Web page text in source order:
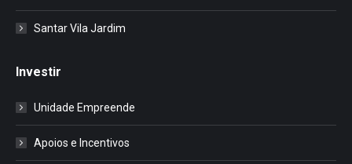
Santar Vila Jardim
Investir
Unidade Empreende
Apoios e Incentivos